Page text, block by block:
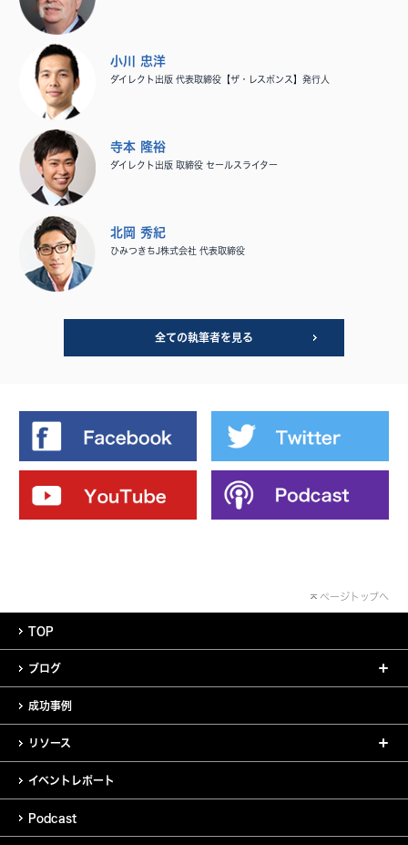
小川 忠洋
ダイレクト出版 代表取締役【ザ・レスポンス】発行人
寺本 隆裕
ダイレクト出版 取締役 セールスライター
北岡 秀紀
ひみつきちJ株式会社 代表取締役
全ての執筆者を見る
ページトップへ
TOP
ブログ
成功事例
リソース
イベントレポート
Podcast